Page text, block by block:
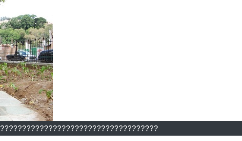
????????????????????????????????????